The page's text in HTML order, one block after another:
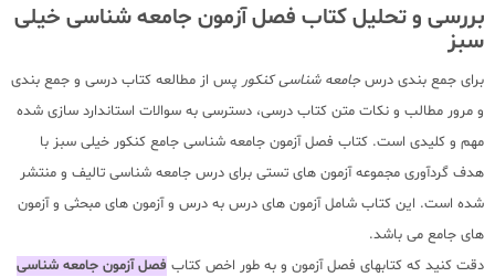
بررسی و تحلیل کتاب فصل آزمون جامعه شناسی خیلی
سبز
برای جمع بندی درس جامعه شناسی کنکور پس از مطالعه کتاب درسی و جمع بندی
و مرور مطالب و نکات متن کتاب درسی، دسترسی به سوالات استاندارد سازی شده
مهم و کلیدی است. کتاب فصل آزمون جامعه شناسی جامع کنکور خیلی سبز با
هدف گردآوری مجموعه آزمون های تستی برای درس جامعه شناسی تالیف و منتشر
شده است. این کتاب شامل آزمون های درس به درس و آزمون های مبحثی و آزمون
های جامع می باشد.
دقت کنید که کتابهای فصل آزمون و به طور اخص کتاب فصل آزمون جامعه شناسی